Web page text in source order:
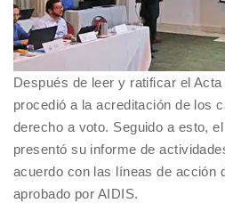
Después de leer y ratificar el
procedió a la acreditación de los
derecho a voto. Seguido a esto,
presentó su informe de
acuerdo con las líneas de acción
aprobado por AIDIS.